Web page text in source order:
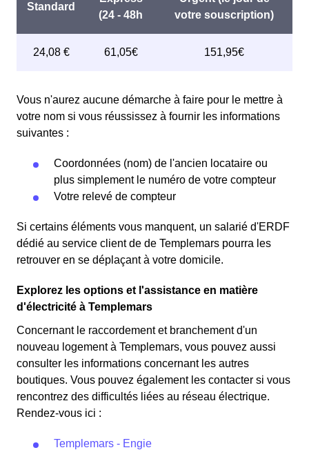
Vous n'aurez aucune démarche à faire pour le mettre à
votre nom si vous réussissez à fournir les informations
suivantes :
Coordonnées (nom) de l'ancien locataire ou
plus simplement le numéro de votre compteur
Votre relevé de compteur
Si certains éléments vous manquent, un salarié d'ERDF
dédié au service client de de Templemars pourra les
retrouver en se déplaçant à votre domicile.
Explorez les options et l'assistance en matière
d'électricité à Templemars
Concernant le raccordement et branchement d'un
nouveau logement à Templemars, vous pouvez aussi
consulter les informations concernant les autres
boutiques. Vous pouvez également les contacter si vous
rencontrez des difficultés liées au réseau électrique.
Rendez-vous ici :
Templemars - Engie